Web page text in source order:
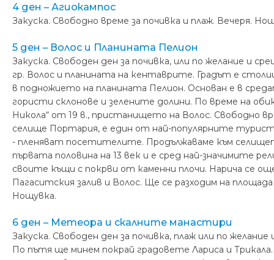
4 ден – Агиокампос
Закуска. Свободно време за почивка и плаж. Вечеря.
5 ден – Волос и Планината Пелион
Закуска. Свободен ден за почивка, или по желание и
гр. Волос и планината на кентаврите. Градът е
в подножието на планината Пелион. Основан е в
гористи склонове и зелените долини. По време на
Никола“ от 19 в., пристанището на Волос. Свободно
селище Портария, е един от най-популярните
- пленяват посетителите. Продължаваме към
първата половина на 13 век и е сред най-значимите
своите къщи с покрви от каменни плочи. Нарича се
Пагаситския залив и Волос. Ще се разходим на
Нощувка.
6 ден – Метеора и скалните манастири
Закуска. Свободен ден за почивка, плаж или по
По пътя ще минем покрай градовете Лариса и